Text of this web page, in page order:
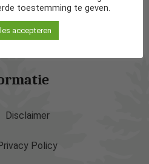
in Frankrijk
in Spanje
Disclaimer
Policy
toestemming te geven.
accepteren